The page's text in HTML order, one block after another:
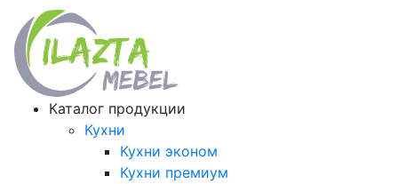
Каталог продукции
Кухни
Кухни эконом
Кухни премиум